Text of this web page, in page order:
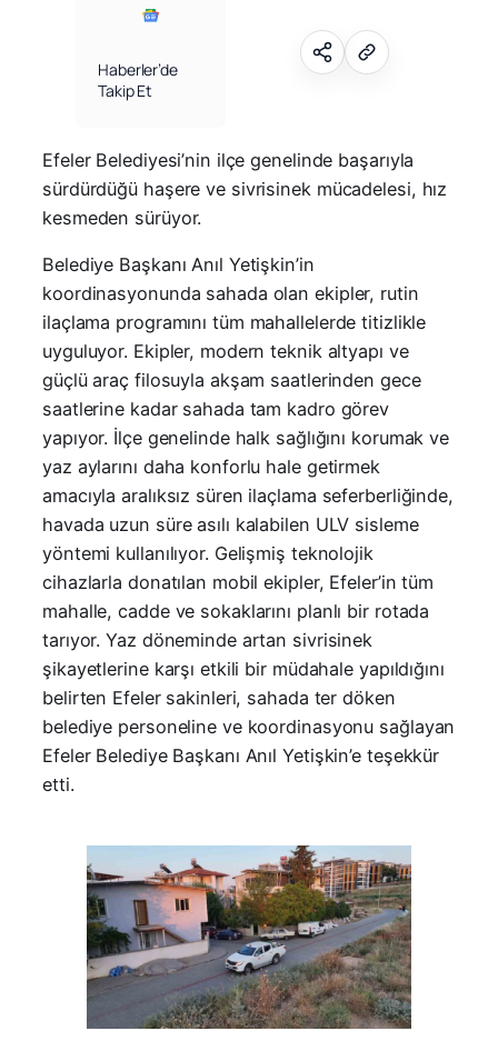
Haberler’de
Takip Et
Efeler Belediyesi’nin ilçe genelinde başarıyla
sürdürdüğü haşere ve sivrisinek mücadelesi, hız
kesmeden sürüyor.
Belediye Başkanı Anıl Yetişkin’in
koordinasyonunda sahada olan ekipler, rutin
ilaçlama programını tüm mahallelerde titizlikle
uyguluyor. Ekipler, modern teknik altyapı ve
güçlü araç filosuyla akşam saatlerinden gece
saatlerine kadar sahada tam kadro görev
yapıyor. İlçe genelinde halk sağlığını korumak ve
yaz aylarını daha konforlu hale getirmek
amacıyla aralıksız süren ilaçlama seferberliğinde,
havada uzun süre asılı kalabilen ULV sisleme
yöntemi kullanılıyor. Gelişmiş teknolojik
cihazlarla donatılan mobil ekipler, Efeler’in tüm
mahalle, cadde ve sokaklarını planlı bir rotada
tarıyor. Yaz döneminde artan sivrisinek
şikayetlerine karşı etkili bir müdahale yapıldığını
belirten Efeler sakinleri, sahada ter döken
belediye personeline ve koordinasyonu sağlayan
Efeler Belediye Başkanı Anıl Yetişkin’e teşekkür
etti.